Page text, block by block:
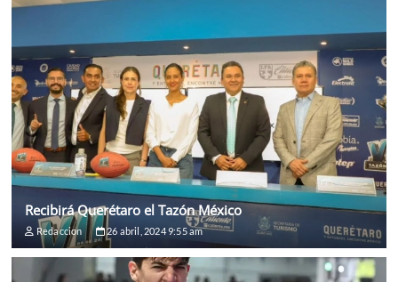
Recibirá Querétaro el Tazón México
Redaccion 26 abril, 2024 9:55 am